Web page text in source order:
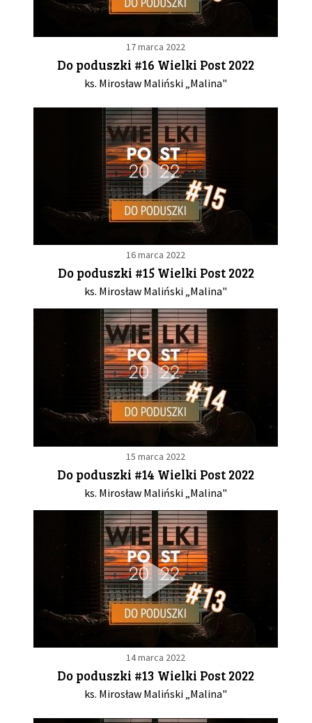
17 marca 2022
Do poduszki #16 Wielki Post 2022
ks. Mirosław Maliński „Malina"
16 marca 2022
Do poduszki #15 Wielki Post 2022
ks. Mirosław Maliński „Malina"
15 marca 2022
Do poduszki #14 Wielki Post 2022
ks. Mirosław Maliński „Malina"
14 marca 2022
Do poduszki #13 Wielki Post 2022
ks. Mirosław Maliński „Malina"